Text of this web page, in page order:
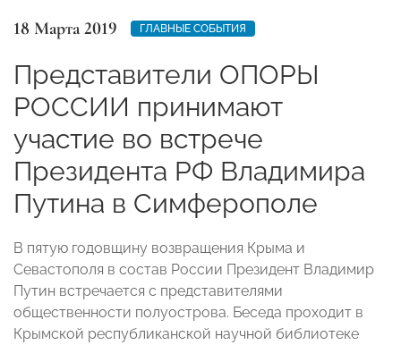
18 Марта 2019 ГЛАВНЫЕ СОБЫТИЯ
Представители ОПОРЫ
РОССИИ принимают
участие во встрече
Президента РФ Владимира
Путина в Симферополе
В пятую годовщину возвращения Крыма и
Севастополя в состав России Президент Владимир
Путин встречается с представителями
общественности полуострова. Беседа проходит в
Крымской республиканской научной библиотеке